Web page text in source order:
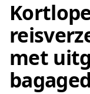
met